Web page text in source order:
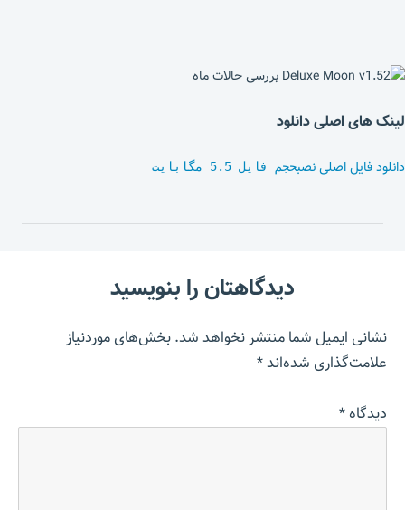
لینک های اصلی دانلود
دانلود فایل اصلی نصبحجم فایل 5.5 مگابایت
دیدگاهتان را بنویسید
نشانی ایمیل شما منتشر نخواهد شد.بخش‌های موردنیاز
علامت‌گذاری شده‌اند*
دیدگاه*